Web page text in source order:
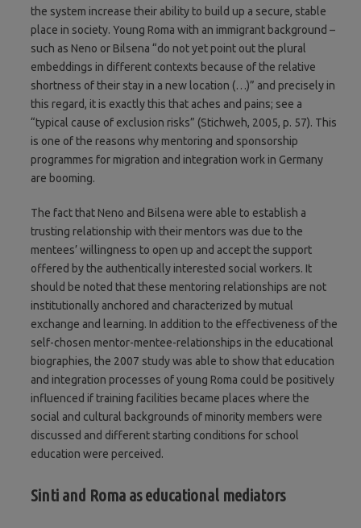
the system increase their ability to build up a secure, stable
place in society. Young Roma with an immigrant background –
such as Neno or Bilsena “do not yet point out the plural
embeddings in different contexts because of the relative
shortness of their stay in a new location (…)” and precisely in
this regard, it is exactly this that aches and pains; see a
“typical cause of exclusion risks” (Stichweh, 2005, p. 57). This
is one of the reasons why mentoring and sponsorship
programmes for migration and integration work in Germany
are booming.
The fact that Neno and Bilsena were able to establish a
trusting relationship with their mentors was due to the
mentees’ willingness to open up and accept the support
offered by the authentically interested social workers. It
should be noted that these mentoring relationships are not
institutionally anchored and characterized by mutual
exchange and learning. In addition to the effectiveness of the
self-chosen mentor-mentee-relationships in the educational
biographies, the 2007 study was able to show that education
and integration processes of young Roma could be positively
influenced if training facilities became places where the
social and cultural backgrounds of minority members were
discussed and different starting conditions for school
education were perceived.
Sinti and Roma as educational mediators